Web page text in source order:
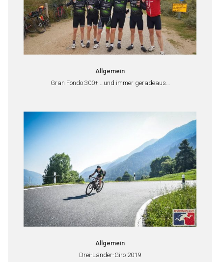
Allgemein
Gran Fondo 300+ …und immer geradeaus…
Allgemein
Drei-Länder-Giro 2019